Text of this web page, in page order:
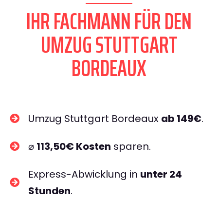
IHR FACHMANN FÜR DEN
UMZUG STUTTGART
BORDEAUX
Umzug Stuttgart Bordeaux ab 149€.
⌀ 113,50€ Kosten sparen.
Express-Abwicklung in unter 24
Stunden.